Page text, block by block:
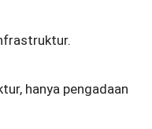
hanya pengadaan